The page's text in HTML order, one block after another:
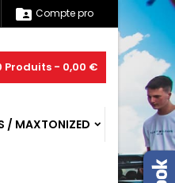
 Compte pro
Produits - 0,00 €
/ MAXTONIZED